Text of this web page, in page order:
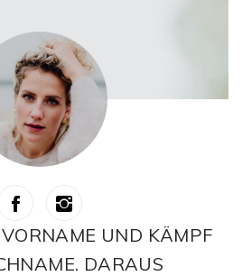
UND KÄMPF
DARAUS